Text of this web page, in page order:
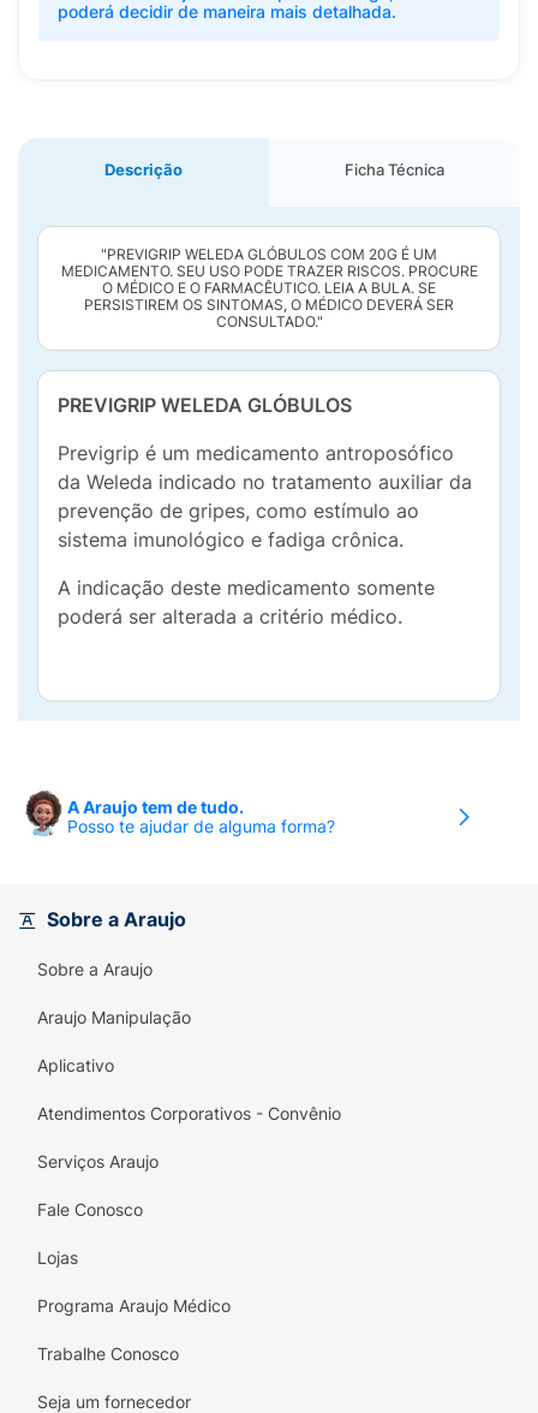
poderá decidir de maneira mais detalhada.
Descrição Ficha Técnica
"PREVIGRIP WELEDA GLÓBULOS COM 20G É UM
MEDICAMENTO. SEU USO PODE TRAZER RISCOS. PROCURE
O MÉDICO E O FARMACÊUTICO. LEIA A BULA. SE
PERSISTIREM OS SINTOMAS, O MÉDICO DEVERÁ SER
CONSULTADO."
PREVIGRIP WELEDA GLÓBULOS
Previgrip é um medicamento antroposófico
da Weleda indicado no tratamento auxiliar da
prevenção de gripes, como estímulo ao
sistema imunológico e fadiga crônica.
A indicação deste medicamento somente
poderá ser alterada a critério médico.
A Araujo tem de tudo.
Posso te ajudar de alguma forma?
Sobre a Araujo
Sobre a Araujo
Araujo Manipulação
Aplicativo
Atendimentos Corporativos - Convênio
Serviços Araujo
Fale Conosco
Lojas
Programa Araujo Médico
Trabalhe Conosco
Seja um fornecedor